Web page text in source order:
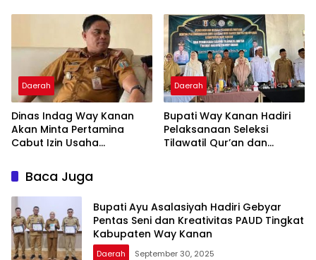
Daerah
Dinas Indag Way Kanan
Akan Minta Pertamina
Cabut Izin Usaha
Nakal
Daerah
Bupati Way Kanan Hadiri
Pelaksanaan Seleksi
Tilawatil Qur’an dan
Baca Juga
Bupati Ayu Asalasiyah Hadiri Gebyar
Pentas Seni dan Kreativitas PAUD Tingkat
Kabupaten Way Kanan
Daerah September 30, 2025